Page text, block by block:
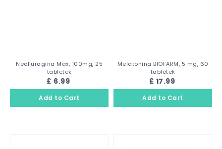
NeoFuragina Max, 100mg, 25
tabletek
£ 6.99
Melatonina BIOFARM, 5 mg, 60
tabletek
£ 17.99